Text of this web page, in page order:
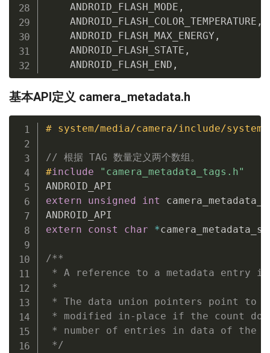
    ANDROID_FLASH_MODE
,
    ANDROID_FLASH_COLOR_TEMPERATURE
,
    ANDROID_FLASH_MAX_ENERGY
,
    ANDROID_FLASH_STATE
,
    ANDROID_FLASH_END
,
基本API定义 camera_metadata.h
# system/media/camera/include/system/
// 根据 TAG 数量定义两个数组。
#include
"camera_metadata_tags.h"
extern
unsigned int
extern
const char *
/**
* A reference to a metadata entry
*
* The data union pointers point to
* modified in-place if the count
* number of entries in data of the
*/